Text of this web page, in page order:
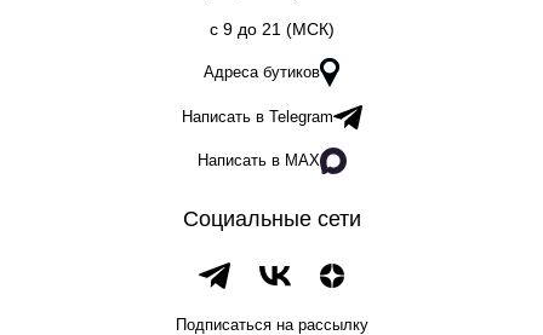
c 9 до 21 (МСК)
Адреса бутиков
Написать в Telegram
Написать в MAX
Социальные сети
Подписаться на рассылку